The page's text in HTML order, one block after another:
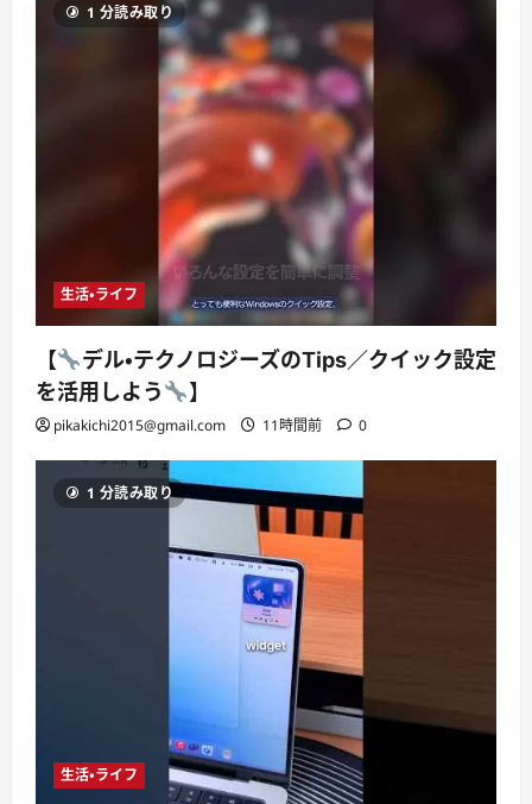
1 分読み取り
生活・ライフ
【
デル・テクノロジーズのTips／クイック設定
を活用しよう
】
pikakichi2015@gmail.com 11時間前 0
1 分読み取り
生活・ライフ